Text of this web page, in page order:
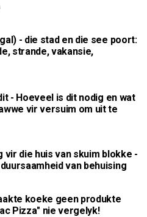
- die stad en die see poort:
strande, vakansie,
- Hoeveel is dit nodig en wat
vir versuim om uit te
vir die huis van skuim blokke -
van behuising
koeke geen produkte
Pizza" nie vergelyk!